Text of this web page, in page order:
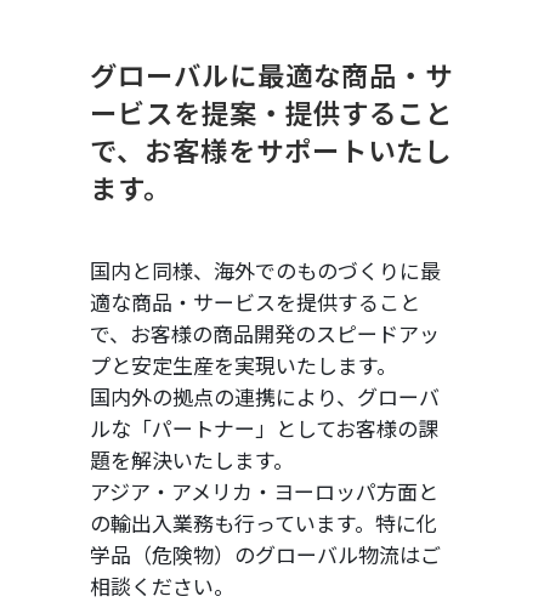
グローバルに最適な商品・サ
ービスを提案・提供すること
で、お客様をサポートいたし
ます。
国内と同様、海外でのものづくりに最
適な商品・サービスを提供すること
で、 お客様の商品開発のスピードアッ
プと安定生産を実現いたします。
国内外の拠点の連携により、グローバ
ルな「パートナー」としてお客様の課
題を解決いたします。
アジア・アメリカ・ヨーロッパ方面と
の輸出入業務も行っています。 特に化
学品（危険物）のグローバル物流はご
相談ください。